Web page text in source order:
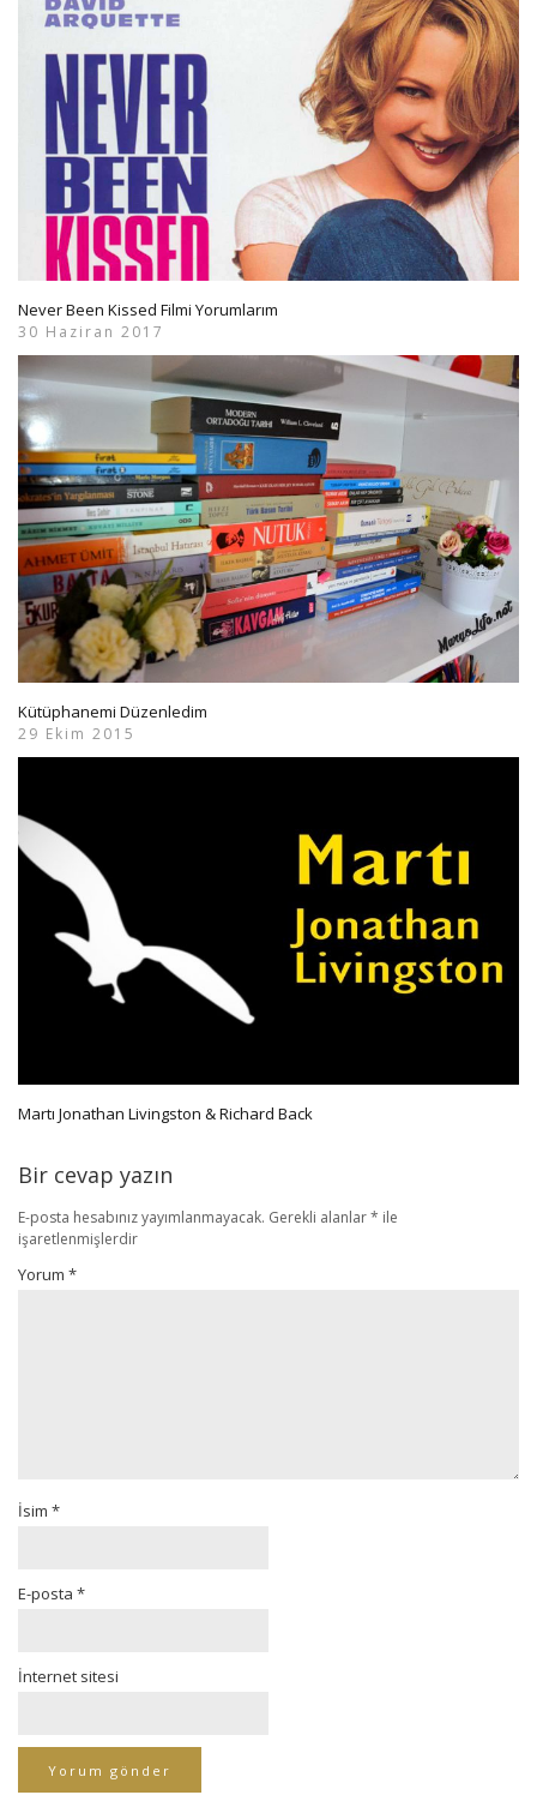
Never Been Kissed Filmi Yorumlarım
30 Haziran 2017
Kütüphanemi Düzenledim
29 Ekim 2015
Martı Jonathan Livingston & Richard Back
Bir cevap yazın
E-posta hesabınız yayımlanmayacak. Gerekli alanlar* ile
işaretlenmişlerdir
Yorum *
İsim *
E-posta *
İnternet sitesi